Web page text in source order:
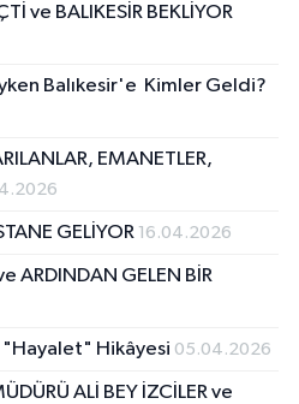
ve BALIKESİR BEKLİYOR
Balıkesir'e Kimler Geldi?
EMANETLER,
GELİYOR 16.04.2026
ARDINDAN GELEN BİR
Hikâyesi 05.04.2026
ALİ BEY İZCİLER ve